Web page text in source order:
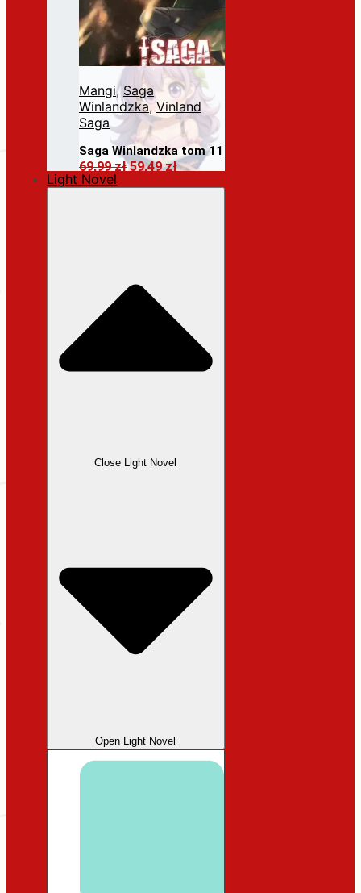
Mangi, Saga
Winlandzka, Vinland
Saga
Saga Winlandzka tom 11
69,99złPierwotna
59,49złAktualna
Dodaj do koszyka
Light Novel
Close Light Novel
Open Light Novel